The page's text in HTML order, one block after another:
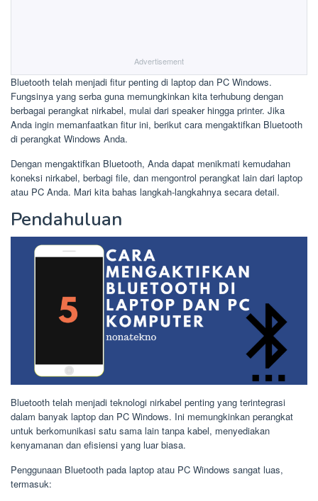
Advertisement
Bluetooth telah menjadi fitur penting di laptop dan PC Windows.
Fungsinya yang serba guna memungkinkan kita terhubung dengan
berbagai perangkat nirkabel, mulai dari speaker hingga printer. Jika
Anda ingin memanfaatkan fitur ini, berikut cara mengaktifkan Bluetooth
di perangkat Windows Anda.
Dengan mengaktifkan Bluetooth, Anda dapat menikmati kemudahan
koneksi nirkabel, berbagi file, dan mengontrol perangkat lain dari laptop
atau PC Anda. Mari kita bahas langkah-langkahnya secara detail.
Pendahuluan
Bluetooth telah menjadi teknologi nirkabel penting yang terintegrasi
dalam banyak laptop dan PC Windows. Ini memungkinkan perangkat
untuk berkomunikasi satu sama lain tanpa kabel, menyediakan
kenyamanan dan efisiensi yang luar biasa.
Penggunaan Bluetooth pada laptop atau PC Windows sangat luas,
termasuk: